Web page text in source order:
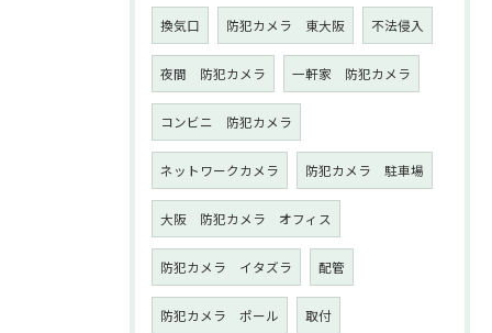
換気口 防犯カメラ 東大阪 不法侵入
夜間 防犯カメラ 一軒家 防犯カメラ
コンビニ 防犯カメラ
ネットワークカメラ 防犯カメラ 駐車場
大阪 防犯カメラ オフィス
防犯カメラ イタズラ 配管
防犯カメラ ポール 取付